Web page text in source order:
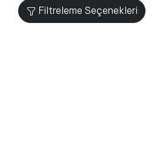
Filtreleme Seçenekleri